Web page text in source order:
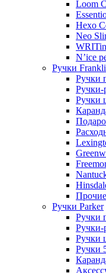
Loom
Hexo
Neo
N’ice
Ручки
Ручки
Ручки-
Ручки
Ручки Parker
Ручки
Ручки-
Ручки
Ручки